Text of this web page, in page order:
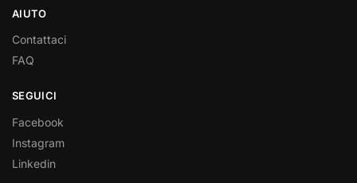
AIUTO
Contattaci
FAQ
SEGUICI
Facebook
Instagram
Linkedin